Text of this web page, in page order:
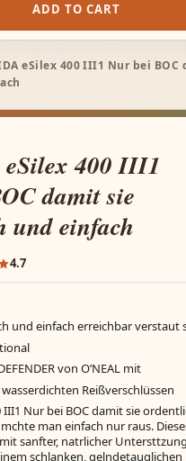
ADD TO CART
eSilex 400 III1 Nur bei BOC
400 III1
damit sie
und einfach
4.7
und einfach erreichbar verstaut
von O’NEAL mit
Reißverschlüssen
III1 Nur bei BOC damit sie
man einfach nur raus.
sanfter, natrlicher
schlanken, gelndetauglichen